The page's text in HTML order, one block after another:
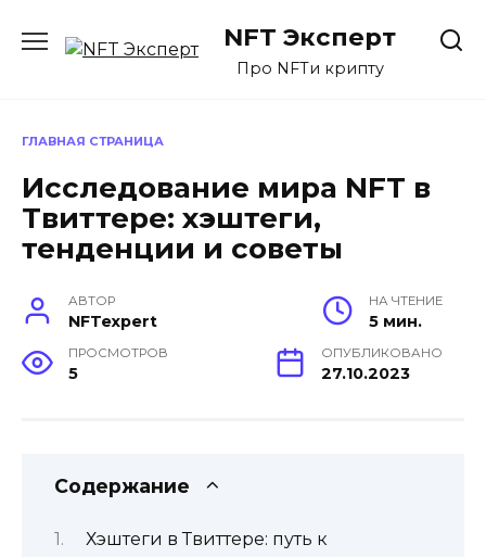
содержанию
NFT Эксперт
Про NFTи крипту
ГЛАВНАЯ СТРАНИЦА
Исследование мира NFT в
Твиттере: хэштеги,
тенденции и советы
АВТОР
NFTexpert
НА ЧТЕНИЕ
5 мин.
ПРОСМОТРОВ
5
ОПУБЛИКОВАНО
27.10.2023
Содержание
Хэштеги в Твиттере: путь к